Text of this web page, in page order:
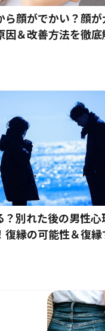
ら顔がでかい？顔が
因＆改善方法を徹底
？別れた後の男性心
復縁の可能性＆復縁